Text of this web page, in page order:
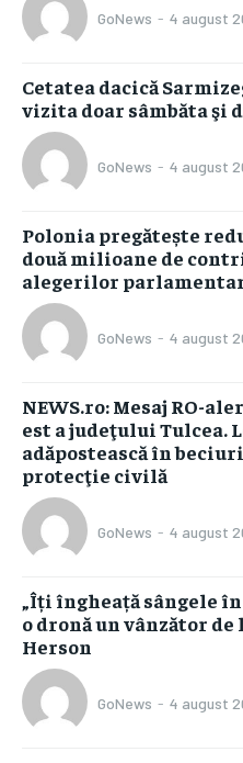
GoNews - 4 august
Cetatea dacică
vizita doar sâmbăta şi
GoNews - 4 august
Polonia pregătește
două milioane de
alegerilor
GoNews - 4 august
NEWS.ro: Mesaj RO-
est a judeţului Tulcea.
adăpostească în
protecţie civilă
GoNews - 4 august
„Îți îngheață sângele în
o dronă un vânzător
Herson
GoNews - 4 august